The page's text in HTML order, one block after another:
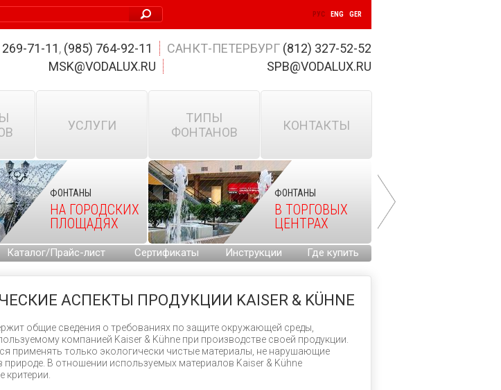
РУС ENG GER
71-11, (985) 764-92-11 САНКТ-ПЕТЕРБУРГ (812) 327-52-52
MSK@VODALUX.RU
SPB@VODALUX.RU
УСЛУГИ
ТИПЫ
ФОНТАНОВ
КОНТАКТЫ
ФОНТАНЫ
НА ГОРОДСКИХ
ПЛОЩАДЯХ
ФОНТАНЫ
В ТОРГОВЫХ
ЦЕНТРАХ
Каталог/Прайс-лист Сертификаты Инструкции Где купить
АСПЕКТЫ ПРОДУКЦИИ KAISER & KÜHNE
общие сведения о требованиях по защите окружающей среды,
компанией Kaiser & Kühne при производстве своей продукции.
применять только экологически чистые материалы, не нарушающие
природе. В отношении используемых материалов Kaiser & Kühne
критерии.